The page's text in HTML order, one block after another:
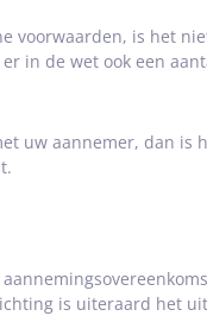
voorwaarden, is het
in de wet ook een
uw aannemer, dan is
is uiteraard het